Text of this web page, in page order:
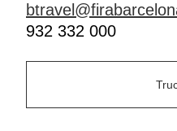
932 332 000